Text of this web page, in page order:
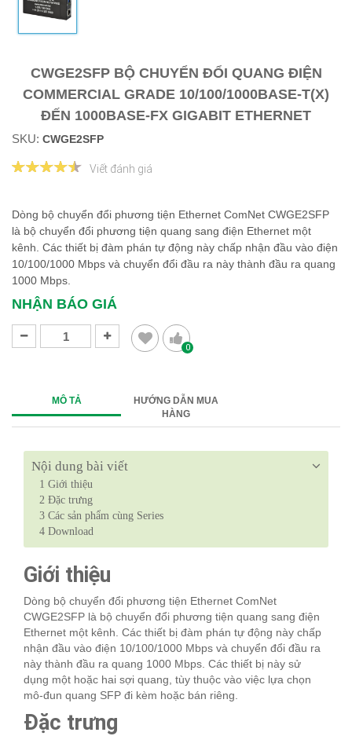
CWGE2SFP BỘ CHUYỂN ĐỔI QUANG ĐIỆN
COMMERCIAL GRADE 10/100/1000BASE-T(X)
ĐẾN 1000BASE-FX GIGABIT ETHERNET
SKU: CWGE2SFP
Viết đánh giá
Dòng bộ chuyển đổi phương tiện Ethernet ComNet CWGE2SFP
là bộ chuyển đổi phương tiện quang sang điện Ethernet một
kênh. Các thiết bị đàm phán tự động này chấp nhận đầu vào điện
10/100/1000 Mbps và chuyển đổi đầu ra này thành đầu ra quang
1000 Mbps.
NHẬN BÁO GIÁ
0
MÔ TẢ
HƯỚNG DẪN MUA
HÀNG
Nội dung bài viết
1 Giới thiệu
2 Đặc trưng
3 Các sản phẩm cùng Series
4 Download
Giới thiệu
Dòng bộ chuyển đổi phương tiện Ethernet ComNet
CWGE2SFP là bộ chuyển đổi phương tiện quang sang điện
Ethernet một kênh. Các thiết bị đàm phán tự động này chấp
nhận đầu vào điện 10/100/1000 Mbps và chuyển đổi đầu ra
này thành đầu ra quang 1000 Mbps. Các thiết bị này sử
dụng một hoặc hai sợi quang, tùy thuộc vào việc lựa chọn
mô-đun quang SFP đi kèm hoặc bán riêng.
Đặc trưng